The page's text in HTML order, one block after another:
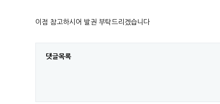
이점 참고하시어 발권 부탁드리겠습니다
댓글목록